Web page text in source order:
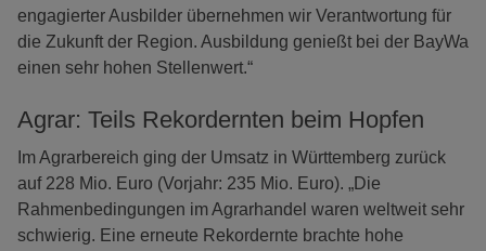
engagierter Ausbilder übernehmen wir Verantwortung für
die Zukunft der Region. Ausbildung genießt bei der BayWa
einen sehr hohen Stellenwert.“
Agrar: Teils Rekordernten beim Hopfen
Im Agrarbereich ging der Umsatz in Württemberg zurück
auf 228 Mio. Euro (Vorjahr: 235 Mio. Euro). „Die
Rahmenbedingungen im Agrarhandel waren weltweit sehr
schwierig. Eine erneute Rekordernte brachte hohe